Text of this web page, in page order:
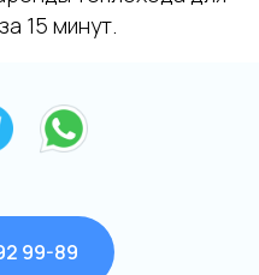
15 минут.
99-89